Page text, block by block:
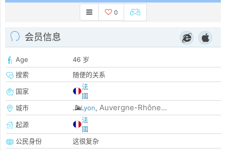
0
会员信息
Age
46 岁
搜索
随便的关系
国家
法
國
城市
Lyon, Auvergne-Rhône...
起源
法
國
公民身份
这很复杂